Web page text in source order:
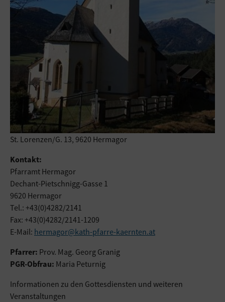
St. Lorenzen/G. 13, 9620 Hermagor
Kontakt:
Pfarramt Hermagor
Dechant-Pietschnigg-Gasse 1
9620 Hermagor
Tel.: +43(0)4282/2141
Fax: +43(0)4282/2141-1209
E-Mail: hermagor@kath-pfarre-kaernten.at
Pfarrer: Prov. Mag. Georg Granig
PGR-Obfrau: Maria Peturnig
Informationen zu den Gottesdiensten und weiteren
Veranstaltungen